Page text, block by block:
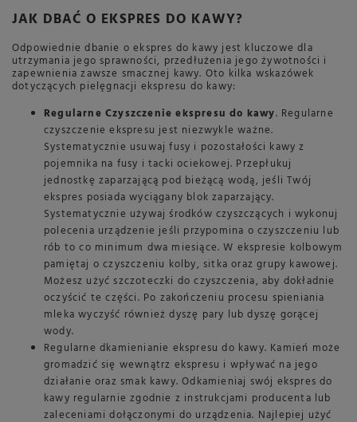
JAK DBAĆ O EKSPRES DO KAWY?
Odpowiednie dbanie o ekspres do kawy jest kluczowe dla
utrzymania jego sprawności, przedłużenia jego żywotności i
zapewnienia zawsze smacznej kawy. Oto kilka wskazówek
dotyczących pielęgnacji ekspresu do kawy:
Regularne Czyszczenie ekspresu do kawy. Regularne
czyszczenie ekspresu jest niezwykle ważne.
Systematycznie usuwaj fusy i pozostałości kawy z
pojemnika na fusy i tacki ociekowej. Przepłukuj
jednostkę zaparzającą pod bieżącą wodą, jeśli Twój
ekspres posiada wyciągany blok zaparzający.
Systematycznie używaj środków czyszczących i wykonuj
polecenia urządzenie jeśli przypomina o czyszczeniu lub
rób to co minimum dwa miesiące. W ekspresie kolbowym
pamiętaj o czyszczeniu kolby, sitka oraz grupy kawowej.
Możesz użyć szczoteczki do czyszczenia, aby dokładnie
oczyścić te części. Po zakończeniu procesu spieniania
mleka wyczyść również dyszę pary lub dyszę gorącej
wody.
Regularne dkamienianie ekspresu do kawy. Kamień może
gromadzić się wewnątrz ekspresu i wpływać na jego
działanie oraz smak kawy. Odkamieniaj swój ekspres do
kawy regularnie zgodnie z instrukcjami producenta lub
zaleceniami dołączonymi do urządzenia. Najlepiej użyć